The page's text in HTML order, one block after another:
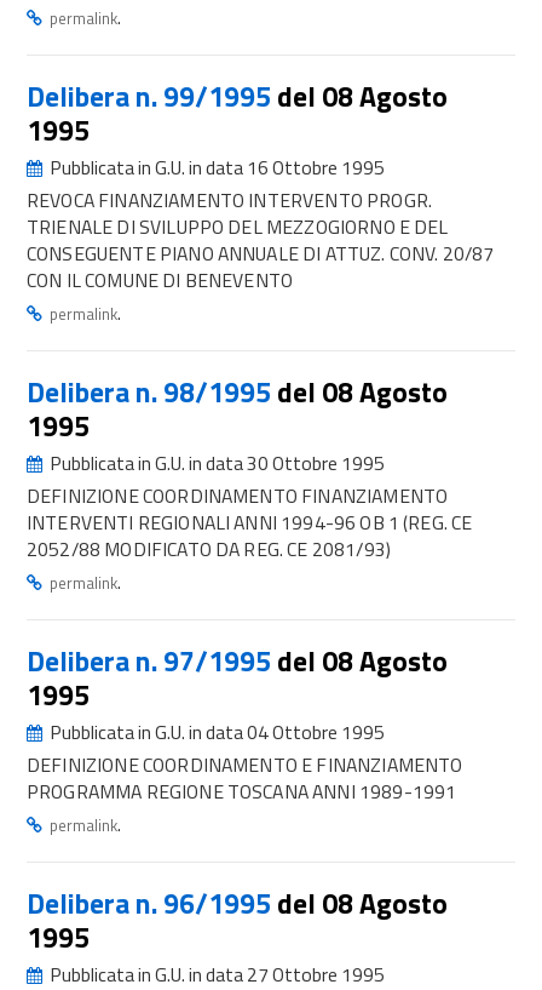
permalink.
Delibera n. 99/1995 del 08 Agosto
1995
Pubblicata in G.U. in data 16 Ottobre 1995
REVOCA FINANZIAMENTO INTERVENTO PROGR.
TRIENALE DI SVILUPPO DEL MEZZOGIORNO E DEL
CONSEGUENTE PIANO ANNUALE DI ATTUZ. CONV. 20/87
CON IL COMUNE DI BENEVENTO
permalink.
Delibera n. 98/1995 del 08 Agosto
1995
Pubblicata in G.U. in data 30 Ottobre 1995
DEFINIZIONE COORDINAMENTO FINANZIAMENTO
INTERVENTI REGIONALI ANNI 1994-96 OB 1 (REG. CE
2052/88 MODIFICATO DA REG. CE 2081/93)
permalink.
Delibera n. 97/1995 del 08 Agosto
1995
Pubblicata in G.U. in data 04 Ottobre 1995
DEFINIZIONE COORDINAMENTO E FINANZIAMENTO
PROGRAMMA REGIONE TOSCANA ANNI 1989-1991
permalink.
Delibera n. 96/1995 del 08 Agosto
1995
Pubblicata in G.U. in data 27 Ottobre 1995